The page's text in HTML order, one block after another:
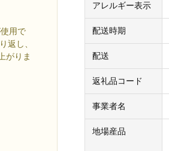
用で
返し、
がりま
アレルギー表示
配送時期
配送
返礼品コード
事業者名
地場産品